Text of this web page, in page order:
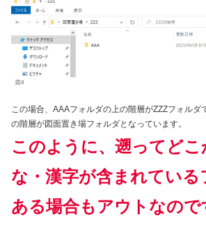
図4
この場合、AAAフォルダの上の階層がZZZフォルダ
の階層が図面置き場フォルダとなっています。
このように、遡ってど
な・漢字が含まれてい
ある場合もアウトなので